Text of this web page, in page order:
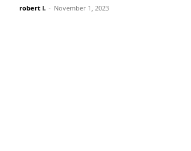
robert l. - November 1, 2023